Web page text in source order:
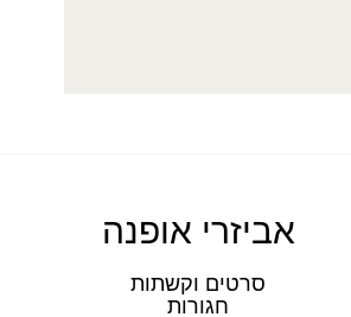
אביזרי אופנה
סרטים וקשתות
חגורות